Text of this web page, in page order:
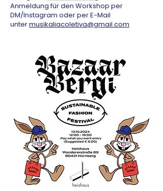
Anmeldung für den Workshop per
DM/Instagram oder per E-Mail
untermusikaliacoletiva@gmail.com